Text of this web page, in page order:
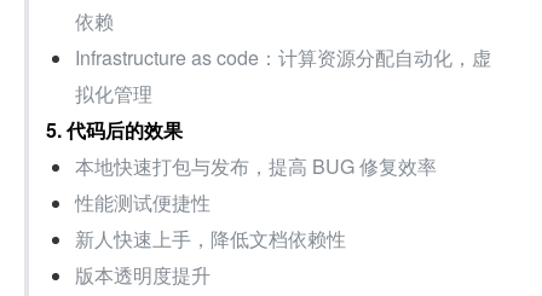
依赖
Infrastructure as code：计算资源分配自动化，虚
拟化管理
5. 代码后的效果
本地快速打包与发布，提高 BUG 修复效率
性能测试便捷性
新人快速上手，降低文档依赖性
版本透明度提升